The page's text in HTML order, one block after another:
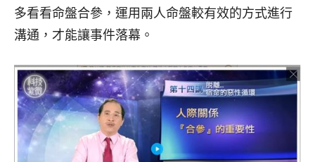
多看看命盤合參，運用兩人命盤較有效的方式進行
溝通，才能讓事件落幕。